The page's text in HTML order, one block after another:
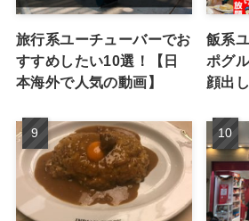
旅行系ユーチューバーでお
すすめしたい10選！【日
本海外で人気の動画】
飯系
ポグ
顔出